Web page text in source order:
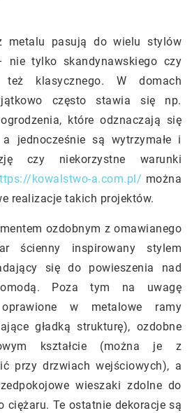
metalu pasują do wielu stylów
nie tylko skandynawskiego czy
też klasycznego. W domach
często stawia się np.
które odznaczają się
jednocześnie są wytrzymałe i
czy niekorzystne warunki
kowalstwo-a.com.pl/ można
realizacje takich projektów.
ozdobnym z omawianego
ścienny inspirowany stylem
się do powieszenia nad
Poza tym na uwagę
w metalowe ramy
gładką strukturę), ozdobne
kształcie (można je z
przy drzwiach wejściowych), a
wieszaki zdolne do
ciężaru. Te ostatnie dekoracje są